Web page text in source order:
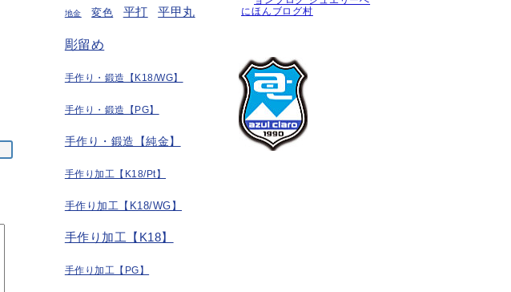
地金 変色 平打 平甲丸
彫留め
手作り・鍛造【K18/WG】
手作り・鍛造【PG】
手作り・鍛造【純金】
手作り加工【K18/Pt】
手作り加工【K18/WG】
手作り加工【K18】
手作り加工【PG】
にほんブログ村